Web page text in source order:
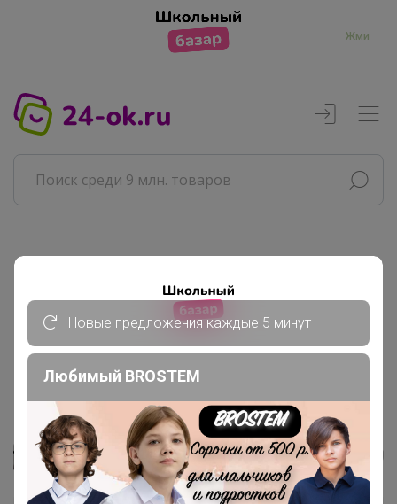
Жми
Реклама
Главная
СП432 F5 JEANS - ДЖИНСЫ, футболки...
Шорты женские
Шорты женские F`FIVE 18420...
Селена
Новые предложения каждые 5 минут
Любимый BROSTEM